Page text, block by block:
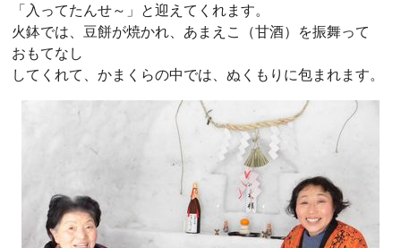
「入ってたんせ～」と迎えてくれます。
火鉢では、豆餅が焼かれ、あまえこ（甘酒）を振舞って
おもてなし
してくれて、かまくらの中では、ぬくもりに包まれます。